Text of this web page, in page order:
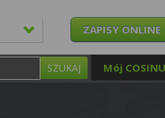
ZAPISY ONLINE
Mój
SZUKAJ